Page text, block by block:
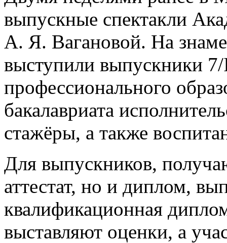
выпускные спектакли
А. Я. Вагановой. На
выступили выпускники 7/
профессионального
бакалавриата
стажёры, а также
Для выпускников,
аттестат, но и диплом,
квалификационная
выставляют оценки, а